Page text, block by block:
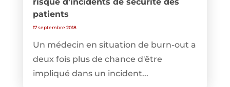
patients
17 septembre 2018
Un médecin en situation de burn-out a
deux fois plus de chance d'être
impliqué dans un incident...